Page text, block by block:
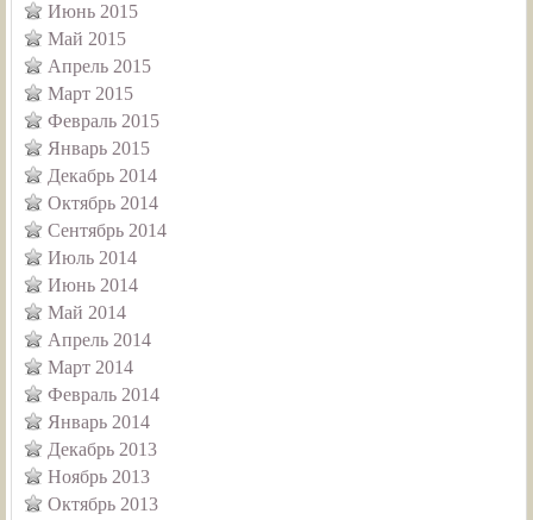
Июнь 2015
Май 2015
Апрель 2015
Март 2015
Февраль 2015
Январь 2015
Декабрь 2014
Октябрь 2014
Сентябрь 2014
Июль 2014
Июнь 2014
Май 2014
Апрель 2014
Март 2014
Февраль 2014
Январь 2014
Декабрь 2013
Ноябрь 2013
Октябрь 2013